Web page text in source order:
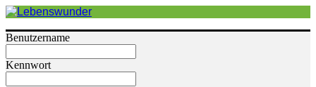
Benutzername
Kennwort